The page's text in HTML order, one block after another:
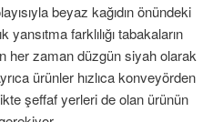
beyaz kağıdın önündeki
farklılığı tabakaların
her zaman düzgün siyah olarak
ürünler hızlıca konveyörden
şeffaf yerleri de olan ürünün